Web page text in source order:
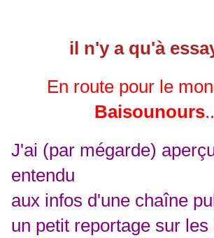
il n'y a qu'à
En route pour le
Baisounours
J'ai (par mégarde)
entendu
aux infos d'une chaîne
un petit reportage sur les